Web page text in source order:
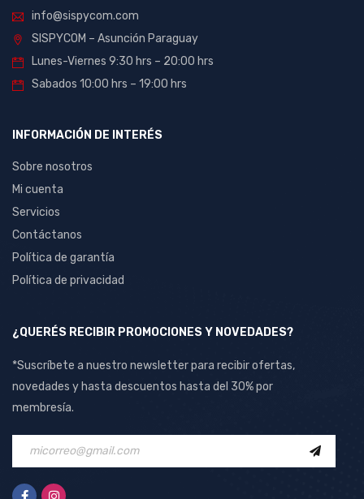
info@sispycom.com
SISPYCOM – Asunción Paraguay
Lunes-Viernes 9:30 hrs – 20:00 hrs
Sabados 10:00 hrs – 19:00 hrs
INFORMACIÓN DE INTERÉS
Sobre nosotros
Mi cuenta
Servicios
Contáctanos
Política de garantía
Política de privacidad
¿QUERÉS RECIBIR PROMOCIONES Y NOVEDADES?
*Suscríbete a nuestro newsletter para recibir ofertas,
novedades y hasta descuentos hasta del 30% por
membresía.